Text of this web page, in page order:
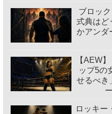
ブロッ
式典はど
かアンダ
【AEW
ップ5の
せるべき
ロッキー